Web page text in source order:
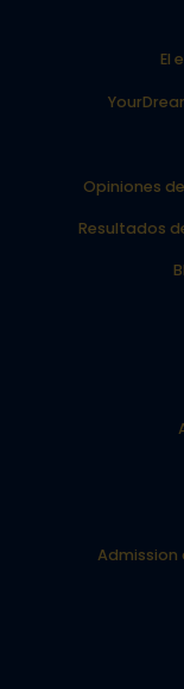
El
Opiniones
Resultados
Admission